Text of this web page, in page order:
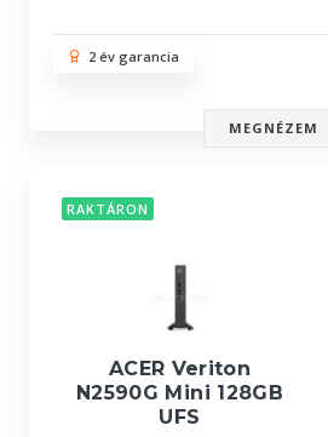
2 év garancia
MEGNÉZEM
RAKTÁRON
ACER Veriton
N2590G Mini 128GB
UFS